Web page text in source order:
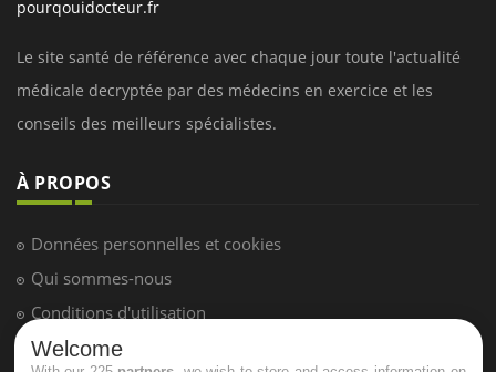
Le site santé de référence avec chaque jour toute l'actualité
médicale decryptée par des médecins en exercice et les
conseils des meilleurs spécialistes.
À PROPOS
Données personnelles et cookies
Qui sommes-nous
Conditions d'utilisation
Plan du site
Welcome